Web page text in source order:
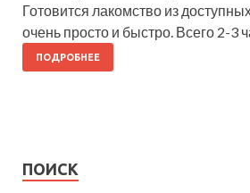
Готовится лакомство из
очень просто и быстро. Всего 2-3
ПОДРОБНЕЕ
ПОИСК